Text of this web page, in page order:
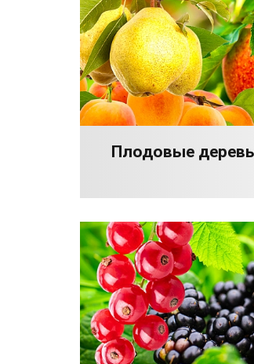
Плодовые